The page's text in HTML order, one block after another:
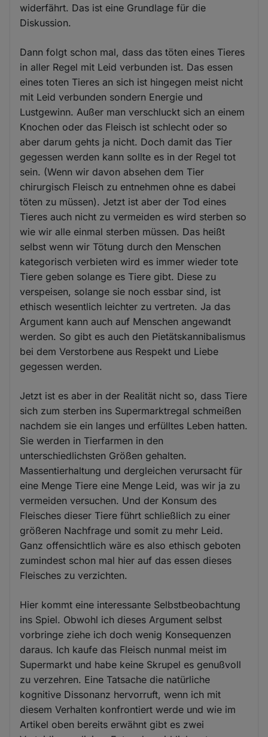
widerfährt. Das ist eine Grundlage für die
Diskussion.
Dann folgt schon mal, dass das töten eines Tieres
in aller Regel mit Leid verbunden ist. Das essen
eines toten Tieres an sich ist hingegen meist nicht
mit Leid verbunden sondern Energie und
Lustgewinn. Außer man verschluckt sich an einem
Knochen oder das Fleisch ist schlecht oder so
aber darum gehts ja nicht. Doch damit das Tier
gegessen werden kann sollte es in der Regel tot
sein. (Wenn wir davon absehen dem Tier
chirurgisch Fleisch zu entnehmen ohne es dabei
töten zu müssen). Jetzt ist aber der Tod eines
Tieres auch nicht zu vermeiden es wird sterben so
wie wir alle einmal sterben müssen. Das heißt
selbst wenn wir Tötung durch den Menschen
kategorisch verbieten wird es immer wieder tote
Tiere geben solange es Tiere gibt. Diese zu
verspeisen, solange sie noch essbar sind, ist
ethisch wesentlich leichter zu vertreten. Ja das
Argument kann auch auf Menschen angewandt
werden. So gibt es auch den Pietätskannibalismus
bei dem Verstorbene aus Respekt und Liebe
gegessen werden.
Jetzt ist es aber in der Realität nicht so, dass Tiere
sich zum sterben ins Supermarktregal schmeißen
nachdem sie ein langes und erfülltes Leben hatten.
Sie werden in Tierfarmen in den
unterschiedlichsten Größen gehalten.
Massentierhaltung und dergleichen verursacht für
eine Menge Tiere eine Menge Leid, was wir ja zu
vermeiden versuchen. Und der Konsum des
Fleisches dieser Tiere führt schließlich zu einer
größeren Nachfrage und somit zu mehr Leid.
Ganz offensichtlich wäre es also ethisch geboten
zumindest schon mal hier auf das essen dieses
Fleisches zu verzichten.
Hier kommt eine interessante Selbstbeobachtung
ins Spiel. Obwohl ich dieses Argument selbst
vorbringe ziehe ich doch wenig Konsequenzen
daraus. Ich kaufe das Fleisch nunmal meist im
Supermarkt und habe keine Skrupel es genußvoll
zu verzehren. Eine Tatsache die natürliche
kognitive Dissonanz hervorruft, wenn ich mit
diesem Verhalten konfrontiert werde und wie im
Artikel oben bereits erwähnt gibt es zwei